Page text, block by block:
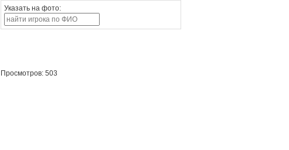
Указать на фото:
Просмотров: 503